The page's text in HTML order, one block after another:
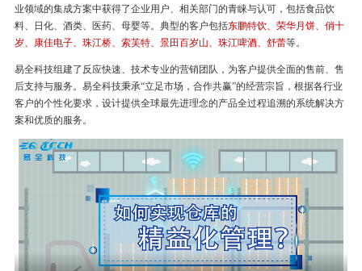
业领域的集成方案中获得了企业用户、相关部门的青睐与认可，包括食品饮
料、日化、酒类、医药、母婴等。典型的客户包括东鹏特饮、荣华月饼、俏十
岁、康佳电子、珠江桥、索芙特、景田百岁山、珠江啤酒、舒蕾等。
易全科技组建了反应快速、技术专业的营销团队，为客户提供全面的售前、售
后支持与服务。易全科技秉承“立足市场，合作共赢”的经营宗旨，根据各行业
客户的个性化要求，设计提供全球最先进理念的产品全过程追溯的系统解决方
案和优质的服务。